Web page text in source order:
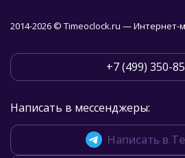
2014-2026 © Timeoclock.ru — Интернет-
+7 (499) 350-
Написать в мессенджеры:
Написать в